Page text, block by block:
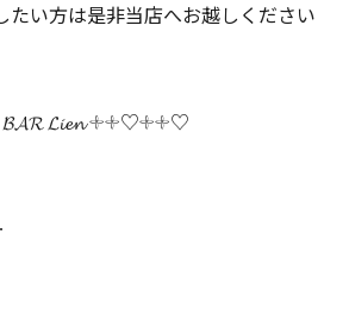
たい方は是非当店へお越しください
𝓛𝓲𝓮𝓷 𓇬𓇬♡𓇬𓇬♡